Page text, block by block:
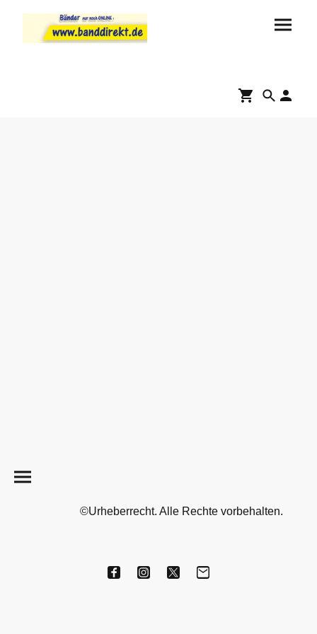
©Urheberrecht. Alle Rechte vorbehalten.